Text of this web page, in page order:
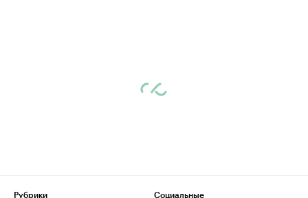
Рубрики
Социальные